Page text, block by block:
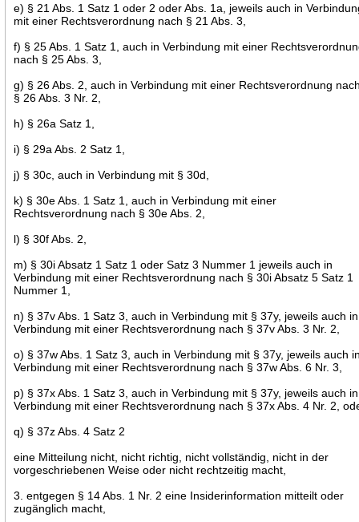
e) § 21 Abs. 1 Satz 1 oder 2 oder Abs. 1a, jeweils auch in
mit einer Rechtsverordnung nach § 21 Abs. 3,
f) § 25 Abs. 1 Satz 1, auch in Verbindung mit einer
nach § 25 Abs. 3,
g) § 26 Abs. 2, auch in Verbindung mit einer Rechtsverordnung
§ 26 Abs. 3 Nr. 2,
h) § 26a Satz 1,
i) § 29a Abs. 2 Satz 1,
j) § 30c, auch in Verbindung mit § 30d,
k) § 30e Abs. 1 Satz 1, auch in Verbindung mit einer
Rechtsverordnung nach § 30e Abs. 2,
l) § 30f Abs. 2,
m) § 30i Absatz 1 Satz 1 oder Satz 3 Nummer 1 jeweils auch in
Verbindung mit einer Rechtsverordnung nach § 30i Absatz 5 Satz 1
Nummer 1,
n) § 37v Abs. 1 Satz 3, auch in Verbindung mit § 37y, jeweils auch in
Verbindung mit einer Rechtsverordnung nach § 37v Abs. 3 Nr. 2,
o) § 37w Abs. 1 Satz 3, auch in Verbindung mit § 37y, jeweils auch
Verbindung mit einer Rechtsverordnung nach § 37w Abs. 6 Nr. 3,
p) § 37x Abs. 1 Satz 3, auch in Verbindung mit § 37y, jeweils auch in
Verbindung mit einer Rechtsverordnung nach § 37x Abs. 4 Nr. 2,
q) § 37z Abs. 4 Satz 2
eine Mitteilung nicht, nicht richtig, nicht vollständig, nicht in der
vorgeschriebenen Weise oder nicht rechtzeitig macht,
3. entgegen § 14 Abs. 1 Nr. 2 eine Insiderinformation mitteilt oder
zugänglich macht,